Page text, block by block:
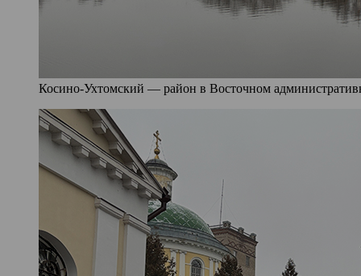
Косино-Ухтомский — район в Восточном